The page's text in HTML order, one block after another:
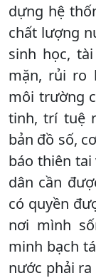
dựng hệ
chất lượng
sinh học,
mặn, rủi ro
môi trường
tinh, trí tuệ
bản đồ số,
báo thiên
dân cần
có quyền
nơi mình
minh bạch
nước phải